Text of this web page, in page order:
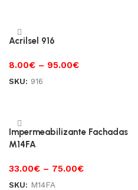
Acrilsel 916
8.00€ – 95.00€
SKU: 916
Impermeabilizante Fachadas
M14FA
33.00€ – 75.00€
SKU: M14FA